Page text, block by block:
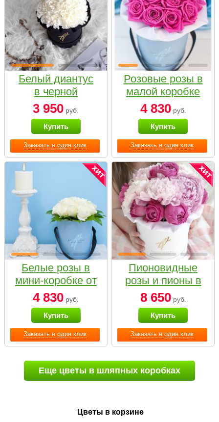
Заказать в один клик
Белый диантус
в черной
коробке Small
3 950 руб.
Купить
Заказать в один клик
Розовые розы в
малой коробке
4 830руб.
Купить
Заказать в один клик
Белые розы в
мини-коробке от
Bella Fiori
4 830 руб.
Купить
Заказать в один клик
Пионовидные
розы и пионы в
белой коробке
Small
8 650руб.
Купить
Еще цветы в шляпных коробках
Цветы в корзине